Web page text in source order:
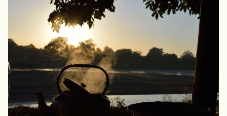
GHANA
GRÈCE
GUATEMALA
GUINÉE-BISSAU
GUINÉE CONAKRY
HONDURAS